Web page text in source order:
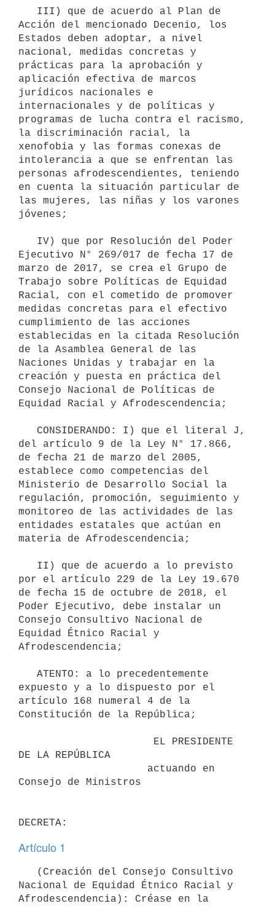
Acción del mencionado Decenio, los
Estados deben adoptar, a nivel
nacional, medidas concretas y
prácticas para la aprobación y
aplicación efectiva de marcos
jurídicos nacionales e
internacionales y de políticas y
programas de lucha contra el racismo,
la discriminación racial, la
xenofobia y las formas conexas de
intolerancia a que se enfrentan las
personas afrodescendientes, teniendo
en cuenta la situación particular de
las mujeres, las niñas y los varones
jóvenes;
Ejecutivo N° 269/017 de fecha 17 de
marzo de 2017, se crea el Grupo de
Trabajo sobre Políticas de Equidad
Racial, con el cometido de promover
medidas concretas para el efectivo
cumplimiento de las acciones
establecidas en la citada Resolución
de la Asamblea General de las
Naciones Unidas y trabajar en la
creación y puesta en práctica del
Consejo Nacional de Políticas de
Equidad Racial y Afrodescendencia;
del artículo 9 de la Ley N° 17.866,
de fecha 21 de marzo del 2005,
establece como competencias del
Ministerio de Desarrollo Social la
regulación, promoción, seguimiento y
monitoreo de las actividades de las
entidades estatales que actúan en
materia de Afrodescendencia;
por el artículo 229 de la Ley 19.670
de fecha 15 de octubre de 2018, el
Poder Ejecutivo, debe instalar un
Consejo Consultivo Nacional de
Equidad Étnico Racial y
Afrodescendencia;
expuesto y a lo dispuesto por el
artículo 168 numeral 4 de la
Constitución de la República;
DE LA REPÚBLICA
Consejo de Ministros
Artículo 1
Nacional de Equidad Étnico Racial y
Afrodescendencia): Créase en la